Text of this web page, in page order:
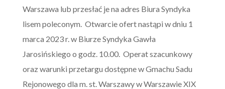
Warszawa lub przesłać je na adres Biura Syndyka
lisem poleconym. Otwarcie ofert nastąpi w dniu 1
marca 2023 r. w Biurze Syndyka Gawła
Jarosińskiego o godz. 10.00. Operat szacunkowy
oraz warunki przetargu dostępne w Gmachu Sadu
Rejonowego dla m. st. Warszawy w Warszawie XIX